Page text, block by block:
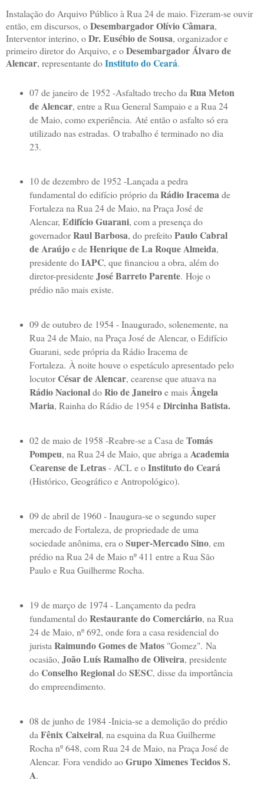
Instalação do Arquivo Público à Rua 24 de maio. Fizeram-se ouvir
então, em discursos, oDesembargador Olívio Câmara,
Interventor interino, oDr. Eusébio de Sousa, organizador e
primeiro diretor do Arquivo, e oDesembargador Álvaro de
Alencar, representante doInstituto do Ceará.
07 de janeiro de 1952 -Asfaltado trecho daRua Meton
de Alencar, entre a Rua General Sampaio e a Rua 24
de Maio, como experiência. Até então o asfalto só era
utilizado nas estradas. O trabalho é terminado no dia
23.
10 de dezembro de 1952 -Lançada a pedra
fundamental do edifício próprio daRádio Iracemade
Fortaleza na Rua 24 de Maio, na Praça José de
Alencar, Edifício Guarani, com a presença do
governadorRaul Barbosa, do prefeitoPaulo Cabral
de Araújoe deHenrique de La Roque Almeida,
presidente doIAPC, que financiou a obra, além do
diretor-presidenteJosé Barreto Parente. Hoje o
prédio não mais existe.
09 de outubro de 1954 - Inaugurado, solenemente, na
Rua 24 de Maio, na Praça José de Alencar, o Edifício
Guarani, sede própria da Rádio Iracema de
Fortaleza. À noite houve o espetáculo apresentado pelo
locutorCésar de Alencar, cearense que atuava na
Rádio NacionaldoRio de Janeiroe maisÂngela
Maria, Rainha do Rádio de 1954 eDircinha Batista.
02 de maio de 1958 -Reabre-se a Casa deTomás
Pompeu, na Rua 24 de Maio, que abriga aAcademia
Cearense de Letras- ACL e oInstituto do Ceará
(Histórico, Geográfico e Antropológico).
09 de abril de 1960 - Inaugura-se o segundo super
mercado de Fortaleza, de propriedade de uma
sociedade anônima, era oSuper-Mercado Sino, em
prédio na Rua 24 de Maio nº 411 entre a Rua São
Paulo e Rua Guilherme Rocha.
19 de março de 1974 - Lançamento da pedra
fundamental doRestaurante do Comerciário, na Rua
24 de Maio, nº 692, onde fora a casa residencial do
jurista Raimundo Gomes de Matos"Gomez". Na
ocasião, João Luís Ramalho de Oliveira, presidente
doConselho RegionaldoSESC, disse da importância
do empreendimento.
08 de junho de 1984 -Inicia-se a demolição do prédio
da Fênix Caixeiral, na esquina da Rua Guilherme
Rocha nº 648, com Rua 24 de Maio, na Praça José de
Alencar. Fora vendido aoGrupo Ximenes Tecidos S.
A.